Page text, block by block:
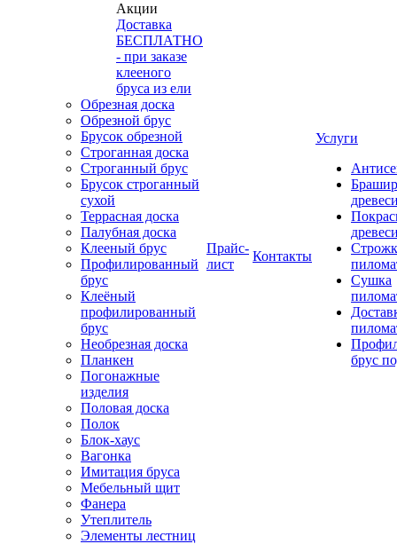
Акции
Доставка
БЕСПЛАТНО
- при заказе
клееного
бруса из ели
Обрезная доска
Обрезной брус
Брусок обрезной
Строганная доска
Строганный брус
Брусок строганный
сухой
Террасная доска
Палубная доска
Клееный брус
Профилированный
брус
Клеёный
профилированный
брус
Необрезная доска
Планкен
Погонажные
изделия
Половая доска
Полок
Блок-хаус
Вагонка
Имитация бруса
Мебельный щит
Фанера
Утеплитель
Элементы лестниц
Прайс-
лист
Контакты
Услуги
Сушка
брус